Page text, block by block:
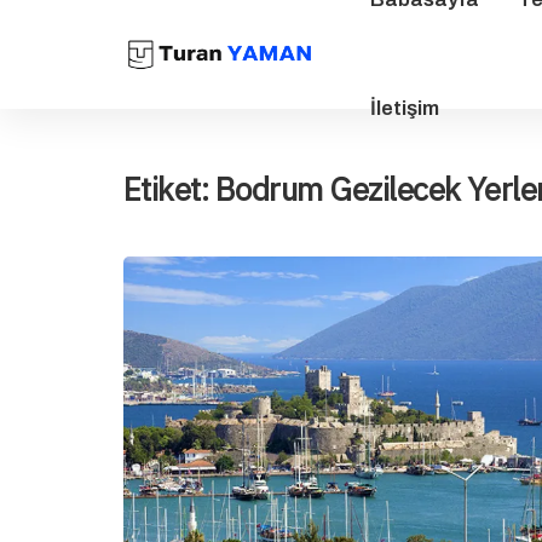
İletişim
Etiket: Bodrum Gezilecek